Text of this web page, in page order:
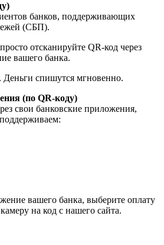
банков, поддерживающих
(СБП).
отсканируйте QR-код через
вашего банка.
Деньги спишутся мгновенно.
(по QR-коду)
свои банковские приложения,
вашего банка, выберите оплату
на код с нашего сайта.